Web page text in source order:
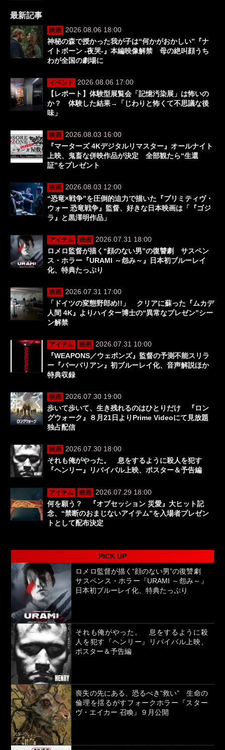
最新記事
映画
2026.08.06 18:00
神秘の森で授かった我が子は“何かがおかしい”『ナ
イトボーン -夜哭-』本編映像解禁 母の絶叫顔うち
わが全国の劇場に
イベント
2026.08.06 17:00
【レポート】体験型展覧会「記憶汚染展」は怖いの
か？ 体験した結果→「じわりと怖くて不思議な後
味」
映画
2026.08.03 16:00
『マーターズ 4Kデジタルリマスター』オールナイト
上映、鬼畜な併映作品が決定 全部観たら“生還
証”をプレゼント
映画
2026.08.03 12:00
“恐竜×戦争”を圧倒的迫力で描いた『プリミティヴ・
ウォー 恐竜戦争』監督、好きな日本映画は「『ゴジ
ラ』と黒澤明作品」
アイテム 映画
2026.07.31 18:00
ロメロ監督が描く“顔のない男”の復讐劇 サスペン
ス・ホラー『URAMI ～怨み～』日本初ブルーレイ
化、特典たっぷり
映画
2026.07.31 17:00
「ドイツの変態野郎め!!」 クリアに蘇った『ムカデ
人間 4K』よりハイター博士の“異常なプレゼン”シー
ン解禁
アイテム 映画
2026.07.31 10:00
『WEAPONS／ウェポンズ』監督の予測不能スリラ
ー『バーバリアン』初ブルーレイ化、音声解説ほか
特典収録
映画
2026.07.30 19:00
歩いて歩いて、生き残れるのはひとりだけ 『ロン
グウォーク』８月21日よりPrime Videoにて見放題
独占配信
映画
2026.07.30 18:00
それも俺がやった。 息をするように殺人を犯す
『ヘンリー』リバイバル上映、ポスター＆予告編
アイテム 映画
2026.07.29 18:00
何を願う？ 『オブセッション 災愛』大ヒット記
念、“禁断のおまじないアイテム”を入場者プレゼン
トとして配布決定
PICK UP
ロメロ監督が描く“顔のない男”の復讐劇
サスペンス・ホラー『URAMI ～怨み～』
日本初ブルーレイ化、特典たっぷり
それも俺がやった。 息をするように殺
人を犯す『ヘンリー』リバイバル上映、
ポスター＆予告編
喪失の先にある、恐るべき“救い” 生命の
倫理を揺るがすフォークホラー『スター
ヴ・エイカー 召喚』９月公開